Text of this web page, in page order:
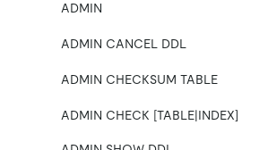
ADMIN
ADMIN CANCEL DDL
ADMIN CHECKSUM TABLE
ADMIN CHECK [TABLE|INDEX]